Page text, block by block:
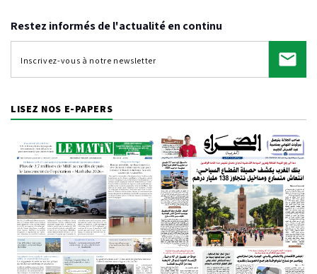
Restez informés de l'actualité en continu
LISEZ NOS E-PAPERS